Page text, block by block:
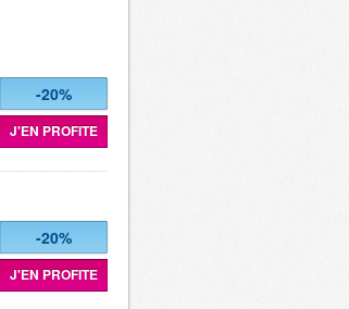
-20%
J'EN PROFITE
-20%
J'EN PROFITE